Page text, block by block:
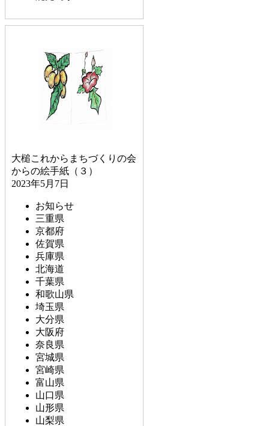
大槌これからまちづくりの会
からの絵手紙（３）
2023年5月7日
お知らせ
三重県
京都府
佐賀県
兵庫県
北海道
千葉県
和歌山県
埼玉県
大分県
大阪府
奈良県
宮城県
宮崎県
富山県
山口県
山形県
山梨県